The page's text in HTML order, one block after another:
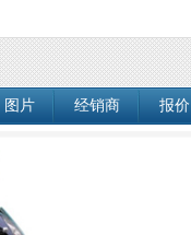
图片 经销商 报价